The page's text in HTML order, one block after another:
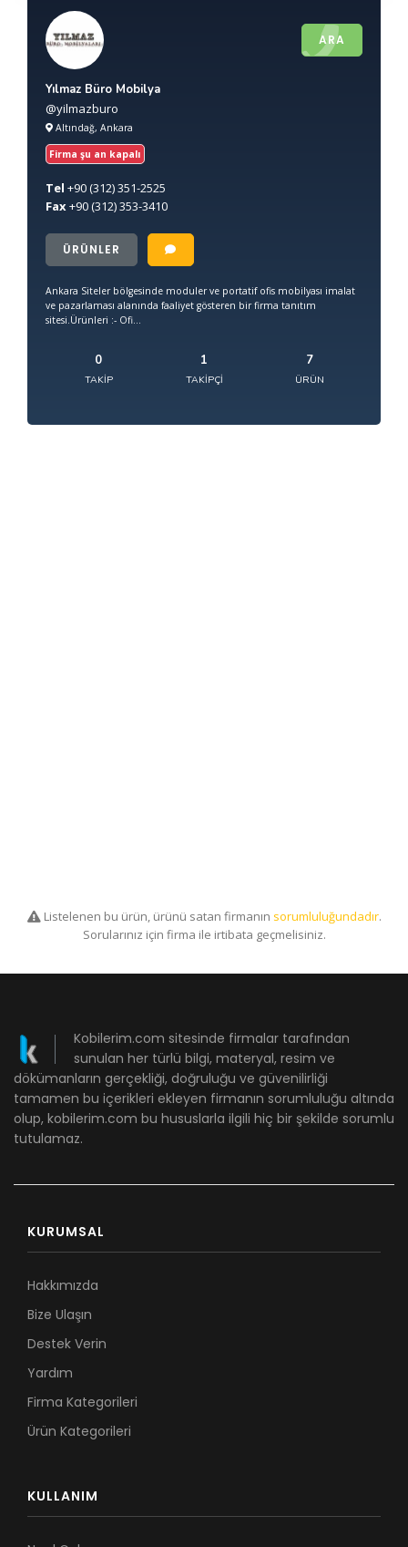
ARA
Yılmaz Büro Mobilya
@yilmazburo
Altındağ, Ankara
Firma şu an kapalı
Tel +90(312) 351-2525
Fax+90(312) 353-3410
ÜRÜNLER
Ankara Siteler bölgesinde moduler ve portatif ofis mobilyası imalat
ve pazarlaması alanında faaliyet gösteren bir firma tanıtım
sitesi.Ürünleri :- Ofi...
0
TAKIP
1
TAKIPÇI
7
ÜRÜN
Listelenen bu ürün, ürünü satan firmanın sorumluluğundadır.
Sorularınız için firma ile irtibata geçmelisiniz.
Kobilerim.com sitesinde firmalar tarafından
sunulan her türlü bilgi, materyal, resim ve
dökümanların gerçekliği, doğruluğu ve güvenilirliği
tamamen bu içerikleri ekleyen firmanın sorumluluğu altında
olup, kobilerim.com bu hususlarla ilgili hiç bir şekilde sorumlu
tutulamaz.
KURUMSAL
Hakkımızda
Bize Ulaşın
Destek Verin
Yardım
Firma Kategorileri
Ürün Kategorileri
KULLANIM